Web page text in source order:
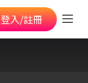
登入/註冊